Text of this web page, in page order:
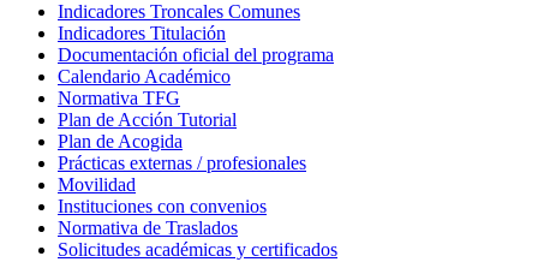
Indicadores Troncales Comunes
Indicadores Titulación
Documentación oficial del programa
Calendario Académico
Normativa TFG
Plan de Acción Tutorial
Plan de Acogida
Prácticas externas / profesionales
Movilidad
Instituciones con convenios
Normativa de Traslados
Solicitudes académicas y certificados